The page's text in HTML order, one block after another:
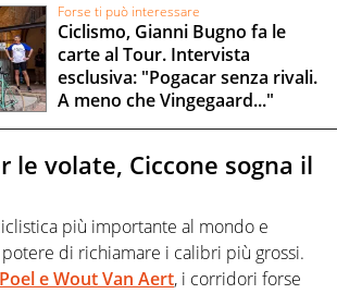
Forse ti può interessare
Ciclismo, Gianni Bugno fa le
carte al Tour. Intervista
esclusiva: "Pogacar senza rivali.
A meno che Vingegaard..."
le volate, Ciccone sogna il
più importante al mondo e
di richiamare i calibri più grossi.
e Wout Van Aert, i corridori forse